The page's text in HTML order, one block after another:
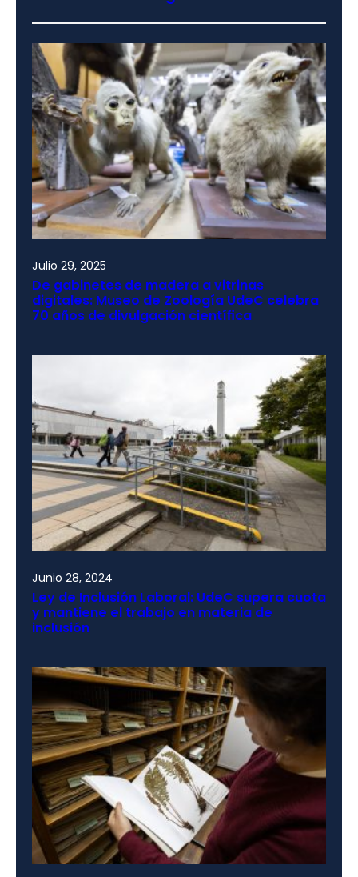
Julio 29, 2025
De gabinetes de madera a vitrinas
digitales: Museo de Zoología UdeC celebra
70 años de divulgación científica
Junio 28, 2024
Ley de Inclusión Laboral: UdeC supera cuota
y mantiene el trabajo en materia de
inclusión